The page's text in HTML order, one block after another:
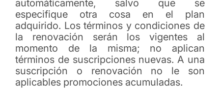
automáticamente, salvo que se
especifique otra cosa en el plan
adquirido. Los términos y condiciones de
la renovación serán los vigentes al
momento de la misma; no aplican
términos de suscripciones nuevas. A una
suscripción o renovación no le son
aplicables promociones acumuladas.